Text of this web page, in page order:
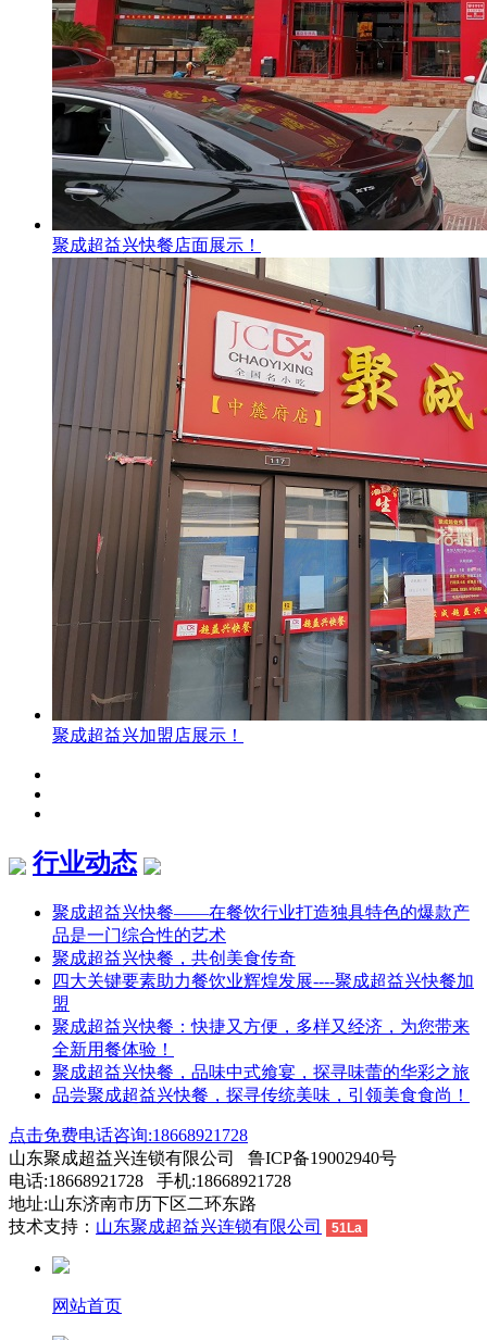
聚成超益兴快餐店面展示！
聚成超益兴加盟店展示！
行业动态
聚成超益兴快餐——在餐饮行业打造独具特色的爆款产
品是一门综合性的艺术
聚成超益兴快餐，共创美食传奇
四大关键要素助力餐饮业辉煌发展----聚成超益兴快餐加
盟
聚成超益兴快餐：快捷又方便，多样又经济，为您带来
全新用餐体验！
聚成超益兴快餐，品味中式飨宴，探寻味蕾的华彩之旅
品尝聚成超益兴快餐，探寻传统美味，引领美食食尚！
点击免费电话咨询:18668921728
山东聚成超益兴连锁有限公司 鲁ICP备19002940号
电话:18668921728 手机:18668921728
地址:山东济南市历下区二环东路
技术支持： 山东聚成超益兴连锁有限公司 51La
网站首页